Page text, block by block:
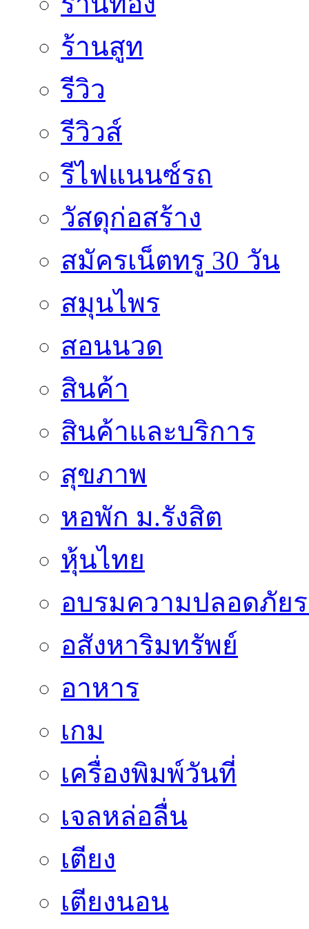
ร้านสูท
รีวิว
รีวิวส์
รีไฟแนนซ์รถ
วัสดุก่อสร้าง
สมัครเน็ตทรู 30 วัน
สมุนไพร
สอนนวด
สินค้า
สินค้าและบริการ
สุขภาพ
หอพัก ม.รังสิต
หุ้นไทย
อบรมความปลอดภัย
อสังหาริมทรัพย์
อาหาร
เกม
เครื่องพิมพ์วันที่
เจลหล่อลื่น
เตียง
เตียงนอน